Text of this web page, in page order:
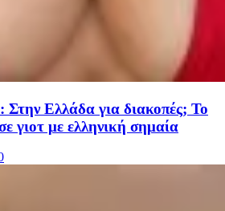
Στην Ελλάδα για διακοπές; Το
γιοτ με ελληνική σημαία